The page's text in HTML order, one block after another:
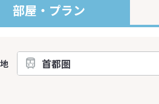
部屋・プラン